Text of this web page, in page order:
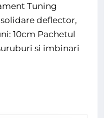
fost:
94,62 lei.
82,28 lei.
Tuning
deflector,
10cm Pachetul
si imbinari